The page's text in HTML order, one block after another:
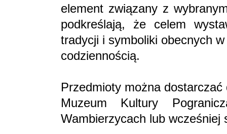
element związany z
podkreślają, że celem
tradycji i symboliki obecnych
codziennością.
Przedmioty można
Muzeum Kultury
Wambierzycach lub